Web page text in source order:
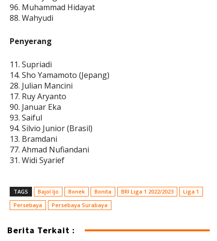
96. Muhammad Hidayat
88. Wahyudi
Penyerang
11. Supriadi
14. Sho Yamamoto (Jepang)
28. Julian Mancini
17. Ruy Aryanto
90. Januar Eka
93. Saiful
94. Silvio Junior (Brasil)
13. Bramdani
77. Ahmad Nufiandani
31. Widi Syarief
TAGS Bajol Ijo Bonek Bonita BRI Liga 1 2022/2023
Liga 1
Persebaya
Persebaya Surabaya
Berita Terkait :